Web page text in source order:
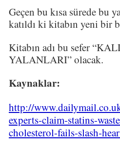
Geçen bu kısa sürede bu
katıldı ki kitabın yeni bir
Kitabın adı bu sefer
YALANLARI” olacak.
Kaynaklar:
http://
experts-claim-statins-
cholesterol-fails-slash-